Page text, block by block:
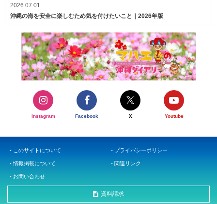
2026.07.01
沖縄の海を安全に楽しむため気を付けたいこと｜2026年版
Instagram Facebook X Youtube
このサイトについて プライバシーポリシー
情報掲載について 関連リンク
お問い合わせ
資料請求